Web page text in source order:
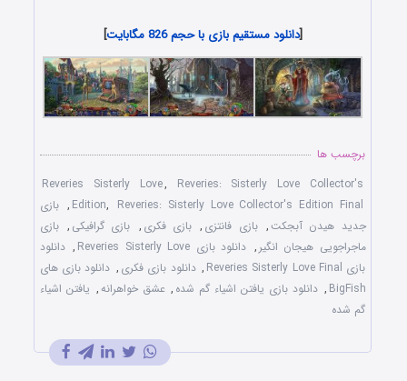
[دانلود مستقیم بازی با حجم 826 مگابایت ]
برچسب ها
Reveries Sisterly Love, Reveries: Sisterly Love Collector's
Edition, Reveries: Sisterly Love Collector's Edition Final
, بازی
جدید هیدن آبجکت, بازی فانتزی , بازی فکری , بازی گرافیکی , بازی
ماجراجویی هیجان انگیر , دانلود بازی Reveries Sisterly Love , دانلود
بازی Reveries Sisterly Love Final
, دانلود بازی فکری , دانلود بازی های
BigFish
, دانلود بازی یافتن اشیاء گم شده , عشق خواهرانه, یافتن اشیاء
گم شده